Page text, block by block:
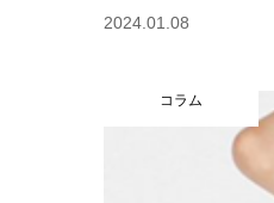
2024.01.08
コラム